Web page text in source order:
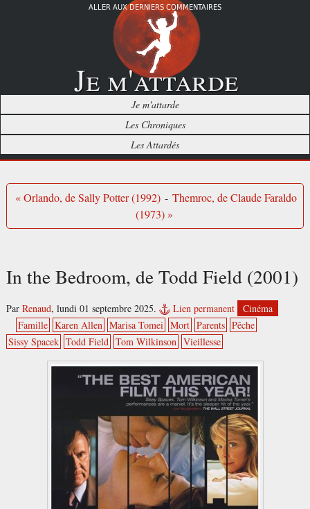
ALLER AUX DERNIERS COMMENTAIRES
Je m'attarde
Je m'attarde
Les Chroniques
Les Attardés
« Orlando, de Sally Potter (1992) - Themroc, de Claude Faraldo
(1973) »
In the Bedroom, de Todd Field (2001)
Par Renaud, lundi 01 septembre 2025. Lien permanent
Cinéma
Famille Karen Allen Marisa Tomei Mort Parents Pêche
Sissy Spacek Todd Field Tom Wilkinson Vieillesse